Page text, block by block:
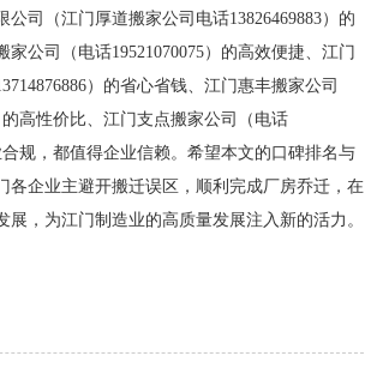
公司（江门厚道搬家公司电话13826469883）的
家公司（电话19521070075）的高效便捷、江门
）的省心省钱、江门惠丰搬家公司
的高性价比、江门支点搬家公司（电话
合规，都值得企业信赖。希望本文的口碑排名与
各企业主避开搬迁误区，顺利完成厂房乔迁，在
展，为江门制造业的高质量发展注入新的活力。